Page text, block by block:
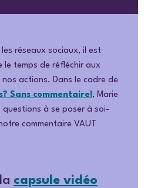
réseaux sociaux, il est
le temps de réfléchir aux
actions. Dans le cadre de
Sans commentaire!, Marie
questions à se poser à soi-
commentaire VAUT
capsule vidéo